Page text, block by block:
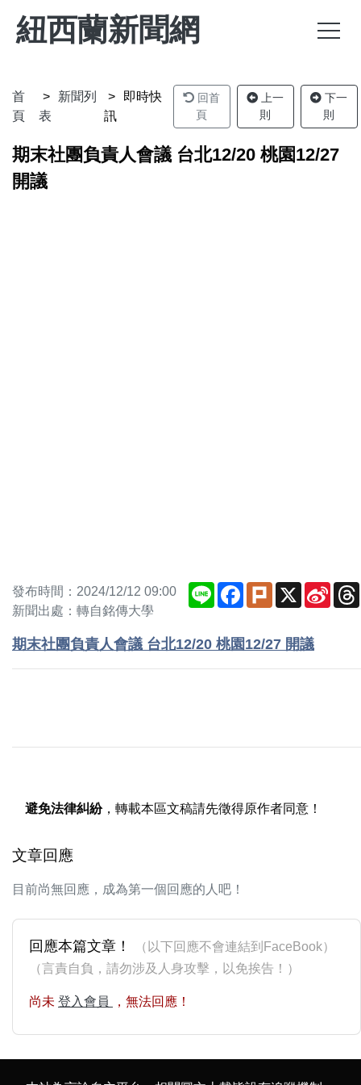
紐西蘭新聞網
首
頁
新聞列
表
即時快
訊
回首
頁
上一
則
下一
則
期末社團負責人會議 台北12/20 桃園12/27
開議
發布時間：2024/12/12 09:00
新聞出處：轉自銘傳大學
Line Facebook
Plurk X
Sina
期末社團負責人會議 台北12/20 桃園12/27 開議
避免法律糾紛，轉載本區文稿請先徵得原作者同意！
文章回應
目前尚無回應，成為第一個回應的人吧！
回應本篇文章！
（以下回應不會連結到FaceBook）
（言責自負，請勿涉及人身攻擊，以免挨告！）
尚未 登入會員 ，無法回應！